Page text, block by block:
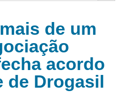
de um
acordo
de Drogasil